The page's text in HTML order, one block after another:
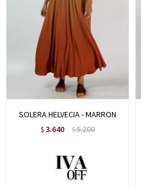
SOLERA HELVECIA - MARRON
$ 3.640 $5.200